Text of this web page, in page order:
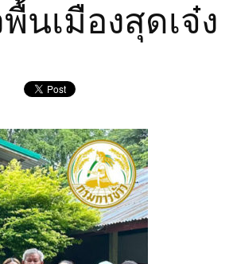
นเมืองสุดเจ๋ง